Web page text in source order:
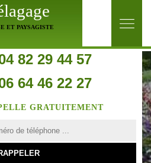
ET PAYSAGISTE
82 29 44 57
64 46 22 27
GRATUITEMENT